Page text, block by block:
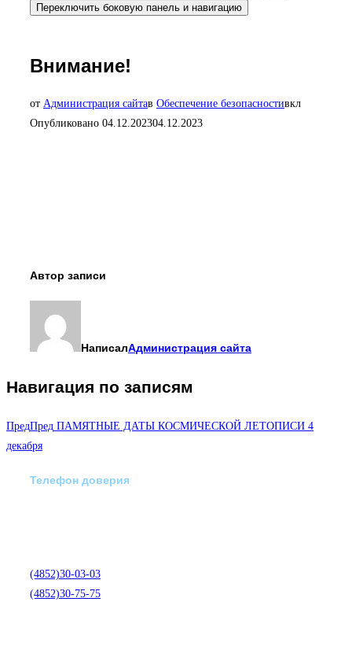
Переключить боковую панель и навигацию
Внимание!
от Администрация сайтав Обеспечение безопасностивкл
Опубликовано 04.12.202304.12.2023
Автор записи
НаписалАдминистрация сайта
Навигация по записям
ПредПред ПАМЯТНЫЕ ДАТЫ КОСМИЧЕСКОЙ ЛЕТОПИСИ 4
декабря
Телефон доверия
(4852)30-03-03
(4852)30-75-75